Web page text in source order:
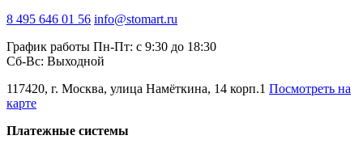
8 495 646 01 56 info@stomart.ru
График работы Пн-Пт: с 9:30 до 18:30
Сб-Вс: Выходной
117420, г. Москва, улица Намёткина, 14 корп.1 Посмотреть на
карте
Платежные системы